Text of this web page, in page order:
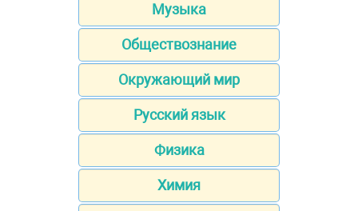
Музыка
Обществознание
Окружающий мир
Русский язык
Физика
Химия